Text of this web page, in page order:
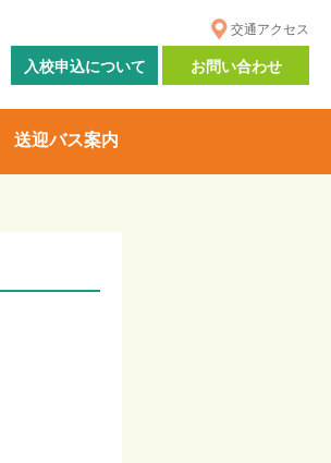
交通アクセス
お問い合わせ
入校申込について
送迎バス案内